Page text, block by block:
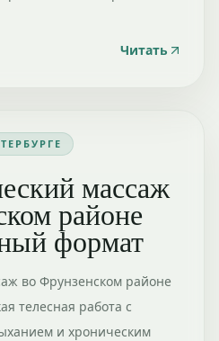
Читать
массаж
районе
формат
во Фрунзенском районе
телесная работа с
и хроническим